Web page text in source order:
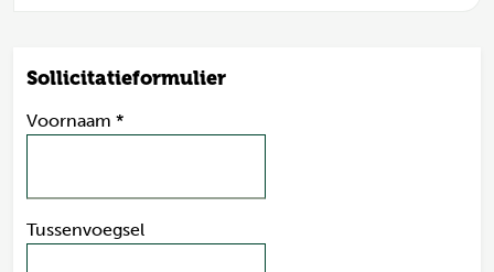
Sollicitatieformulier
Voornaam *
Tussenvoegsel